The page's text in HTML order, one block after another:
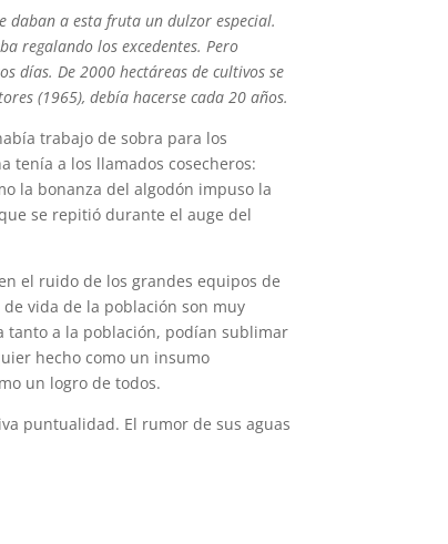
daban a esta fruta un dulzor especial.
regalando los excedentes. Pero
días. De 2000 hectáreas de cultivos se
(1965), debía hacerse cada 20 años.
trabajo de sobra para los
tenía a los llamados cosecheros:
la bonanza del algodón impuso la
se repitió durante el auge del
el ruido de los grandes equipos de
vida de la población son muy
tanto a la población, podían sublimar
hecho como un insumo
un logro de todos.
puntualidad. El rumor de sus aguas